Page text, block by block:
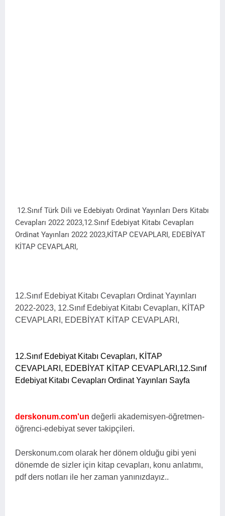
12.Sınıf Türk Dili ve Edebiyatı Ordinat Yayınları Ders Kitabı
Cevapları 2022 2023,12.Sınıf Edebiyat Kitabı Cevapları
Ordinat Yayınları 2022 2023,KİTAP CEVAPLARI, EDEBİYAT
KİTAP CEVAPLARI,
12.Sınıf Edebiyat Kitabı Cevapları Ordinat Yayınları
2022-2023, 12.Sınıf Edebiyat Kitabı Cevapları, KİTAP
CEVAPLARI, EDEBİYAT KİTAP CEVAPLARI,
12.Sınıf Edebiyat Kitabı Cevapları, KİTAP
CEVAPLARI, EDEBİYAT KİTAP CEVAPLARI,12.Sınıf
Edebiyat Kitabı Cevapları Ordinat Yayınları Sayfa
derskonum.com'un değerli akademisyen-öğretmen-
öğrenci-edebiyat sever takipçileri.
Derskonum.com olarak her dönem olduğu gibi yeni
dönemde de sizler için kitap cevapları, konu anlatımı,
pdf ders notları ile her zaman yanınızdayız..